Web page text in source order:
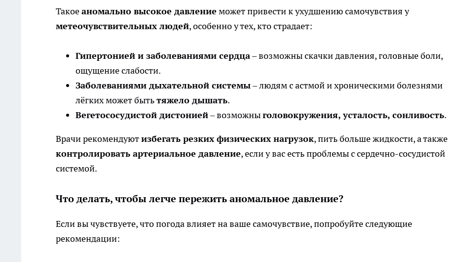
Такоеаномально высокое давление может привести к ухудшению самочувствия у
метеочувствительных людей, особенно у тех, кто страдает:
Гипертонией и заболеваниями сердца– возможны скачки давления, головные боли,
ощущение слабости.
Заболеваниями дыхательной системы– людям с астмой и хроническими болезнями
лёгких может бытьтяжело дышать.
Вегетососудистой дистонией– возможныголовокружения, усталость, сонливость.
Врачи рекомендуютизбегать резких физических нагрузок, пить больше жидкости, а также
контролировать артериальное давление, если у вас есть проблемы с сердечно-сосудистой
системой.
Что делать, чтобы легче пережить аномальное давление?
Если вы чувствуете, что погода влияет на ваше самочувствие, попробуйте следующие
рекомендации: